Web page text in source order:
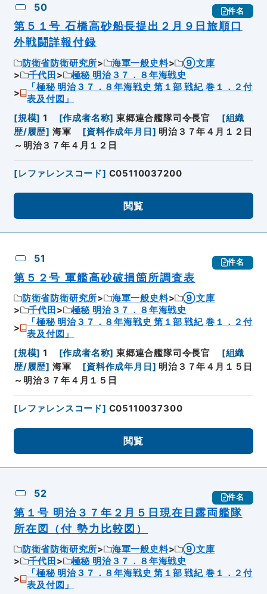
50 件名
第５１号 石橋高砂船長提出２月９日旅順口
外戦闘詳報付録
防衛省防衛研究所 海軍一般史料
⑨文庫
千代田
極秘 明治３７．８年海戦史
「極秘 明治３７．８年海戦史 第１部 戦紀 巻１．２付
表及付図」
[規模] 1 [作成者名称] 東郷連合艦隊司令長官 [組織
歴/履歴] 海軍 [資料作成年月日 ] 明治３７年４月１２日
～明治３７年４月１２日
[レファレンスコード] C05110037200
閲覧
51 件名
第５２号 軍艦高砂破損箇所調査表
防衛省防衛研究所 海軍一般史料
⑨文庫
千代田
極秘 明治３７．８年海戦史
「極秘 明治３７．８年海戦史 第１部 戦紀 巻１．２付
表及付図」
[規模] 1 [作成者名称] 東郷連合艦隊司令長官 [組織
歴/履歴] 海軍 [資料作成年月日 ] 明治３７年４月１５日
～明治３７年４月１５日
[レファレンスコード] C05110037300
閲覧
52 件名
第１号 明治３７年２月５日現在日露両艦隊
所在図（付 勢力比較図）
防衛省防衛研究所 海軍一般史料
⑨文庫
千代田
極秘 明治３７．８年海戦史
「極秘 明治３７．８年海戦史 第１部 戦紀 巻１．２付
表及付図」